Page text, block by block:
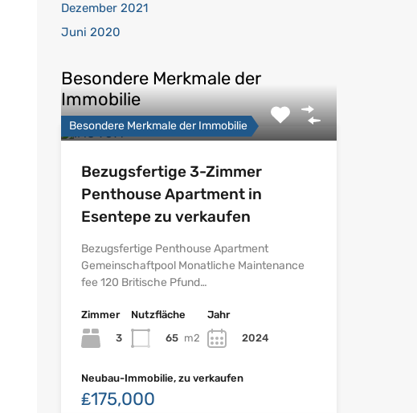
Dezember 2021
Juni 2020
Besondere Merkmale der
Immobilie
Besondere Merkmale der Immobilie
Bezugsfertige 3-Zimmer
Penthouse Apartment in
Esentepe zu verkaufen
Bezugsfertige Penthouse Apartment
Gemeinschaftpool Monatliche Maintenance
fee 120 Britische Pfund…
Zimmer
3
Nutzfläche
65 m2
Jahr
2024
Neubau-Immobilie, zu verkaufen
₤175,000